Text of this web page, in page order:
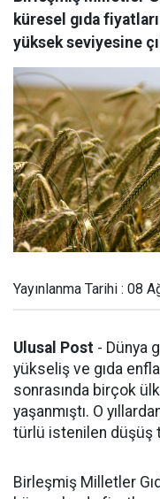
küresel gıda
yüksek seviyesine
Yayınlanma Tarihi : 08
Ulusal Post - Dünya
yükseliş ve gıda
sonrasında birçok
yaşanmıştı. O
türlü istenilen düşüş
Birleşmiş Milletler